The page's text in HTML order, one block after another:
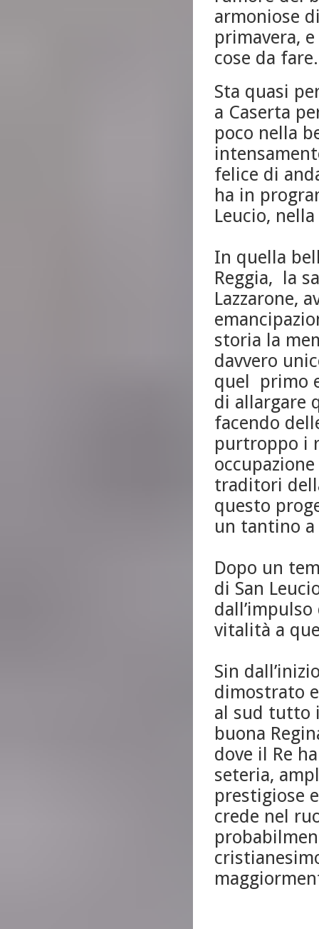
armoniose
primavera,
cose da fare.
Sta quasi
a Caserta
poco nella
felice di
ha in
Leucio,
In quella
Reggia, la
Lazzarone,
storia la
davvero
quel primo
di allargare
facendo
purtroppo i
traditori
questo
un tantino
Dopo un
di San
vitalità a
Sin
dimostrato
al sud tutto
buona
dove il Re
seteria,
prestigiose
crede nel